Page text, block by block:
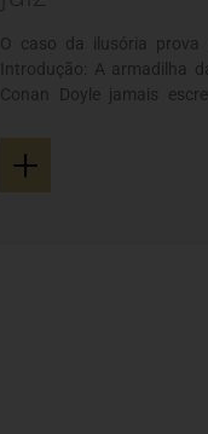
O caso da ilusória
Introdução: A armadilha
Conan Doyle jamais
nasceu do improviso do
+